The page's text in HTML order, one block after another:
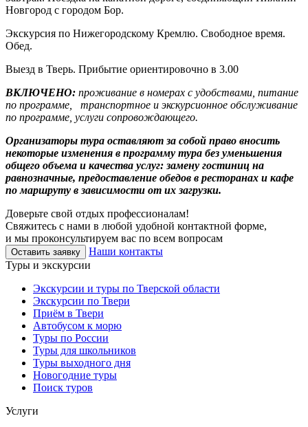
Новгород с городом Бор.
Экскурсия по Нижегородскому Кремлю. Свободное время.
Обед.
Выезд в Тверь. Прибытие ориентировочно в 3.00
ВКЛЮЧЕНО: проживание в номерах с удобствами, питание
по программе, транспортное и экскурсионное обслуживание
по программе, услуги сопровождающего.
Организаторы тура оставляют за собой право вносить
некоторые изменения в программу тура без уменьшения
общего объема и качества услуг: замену гостиниц на
равнозначные, предоставление обедов в ресторанах и кафе
по маршруту в зависимости от их загрузки.
Доверьте свой отдых профессионалам!
Свяжитесь с нами в любой удобной контактной форме,
и мы проконсультируем вас по всем вопросам
Оставить заявку
Наши контакты
Туры и экскурсии
Экскурсии и туры по Тверской области
Экскурсии по Твери
Приём в Твери
Автобусом к морю
Туры по России
Туры для школьников
Туры выходного дня
Новогодние туры
Поиск туров
Услуги